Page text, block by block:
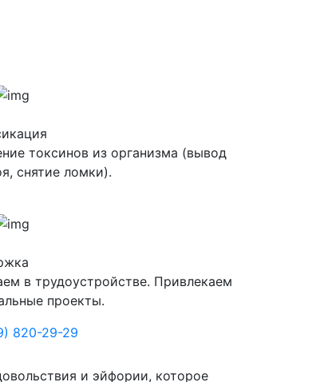
токсинов из организма (вывод
снятие ломки).
в трудоустройстве. Привлекаем
проекты.
820-29-29
и эйфории, которое